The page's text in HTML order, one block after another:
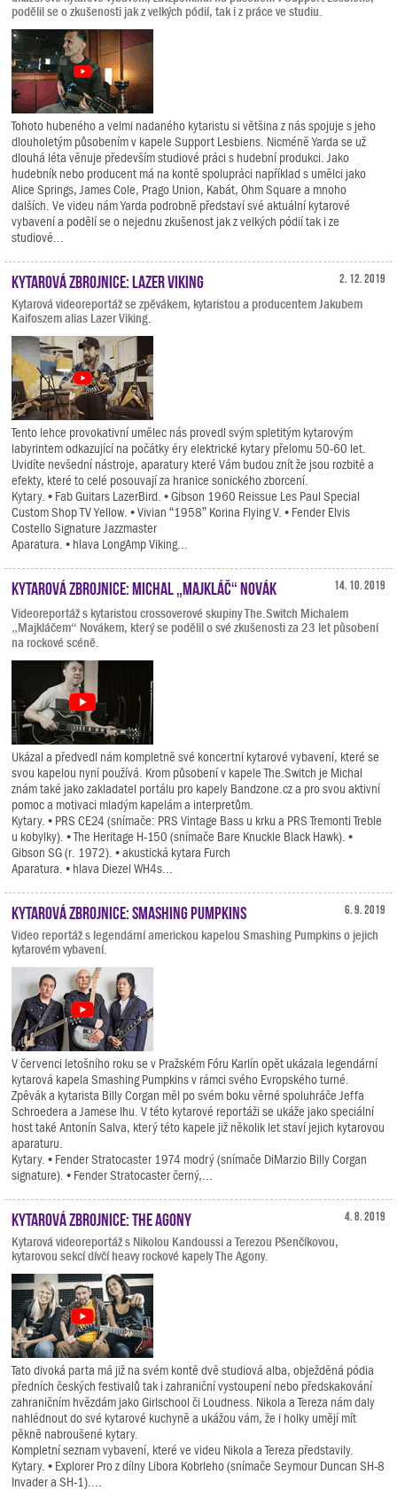
podělil se o zkušenosti jak z velkých pódií, tak i z práce ve studiu.
Tohoto hubeného a velmi nadaného kytaristu si většina z nás spojuje s jeho
dlouholetým působením v kapele Support Lesbiens. Nicméně Yarda se už
dlouhá léta věnuje především studiové práci s hudební produkci. Jako
hudebník nebo producent má na kontě spolupráci například s umělci jako
Alice Springs, James Cole, Prago Union, Kabát, Ohm Square a mnoho
dalších. Ve videu nám Yarda podrobně představí své aktuální kytarové
vybavení a podělí se o nejednu zkušenost jak z velkých pódií tak i ze
studiové...
2. 12. 2019
Kytarová zbrojnice: Lazer Viking
Kytarová videoreportáž se zpěvákem, kytaristou a producentem Jakubem
Kaifoszem alias Lazer Viking.
Tento lehce provokativní umělec nás provedl svým spletitým kytarovým
labyrintem odkazující na počátky éry elektrické kytary přelomu 50-60 let.
Uvidíte nevšední nástroje, aparatury které Vám budou znít že jsou rozbité a
efekty, které to celé posouvají za hranice sonického zborcení.
Kytary. • Fab Guitars LazerBird. • Gibson 1960 Reissue Les Paul Special
Custom Shop TV Yellow. • Vivian “1958” Korina Flying V. • Fender Elvis
Costello Signature Jazzmaster
Aparatura. • hlava LongAmp Viking...
14. 10. 2019
Kytarová zbrojnice: Michal „Majkláč“ Novák
Videoreportáž s kytaristou crossoverové skupiny The.Switch Michalem
„Majkláčem“ Novákem, který se podělil o své zkušenosti za 23 let působení
na rockové scéně.
Ukázal a předvedl nám kompletně své koncertní kytarové vybavení, které se
svou kapelou nyní používá. Krom působení v kapele The.Switch je Michal
znám také jako zakladatel portálu pro kapely Bandzone.cz a pro svou aktivní
pomoc a motivaci mladým kapelám a interpretům.
Kytary. • PRS CE24 (snímače: PRS Vintage Bass u krku a PRS Tremonti Treble
u kobylky). • The Heritage H-150 (snímače Bare Knuckle Black Hawk). •
Gibson SG (r. 1972). • akustická kytara Furch
Aparatura. • hlava Diezel WH4s...
6. 9. 2019
Kytarová zbrojnice: Smashing Pumpkins
Video reportáž s legendární americkou kapelou Smashing Pumpkins o jejich
kytarovém vybavení.
V červenci letošního roku se v Pražském Fóru Karlín opět ukázala legendární
kytarová kapela Smashing Pumpkins v rámci svého Evropského turné.
Zpěvák a kytarista Billy Corgan měl po svém boku věrné spoluhráče Jeffa
Schroedera a Jamese Ihu. V této kytarové reportáži se ukáže jako speciální
host také Antonín Salva, který této kapele již několik let staví jejich kytarovou
aparaturu.
Kytary. • Fender Stratocaster 1974 modrý (snímače DiMarzio Billy Corgan
signature). • Fender Stratocaster černý,...
4. 8. 2019
Kytarová zbrojnice: The Agony
Kytarová videoreportáž s Nikolou Kandoussi a Terezou Pšenčíkovou,
kytarovou sekcí dívčí heavy rockové kapely The Agony.
Tato divoká parta má již na svém kontě dvě studiová alba, obježděná pódia
předních českých festivalů tak i zahraniční vystoupení nebo předskakování
zahraničním hvězdám jako Girlschool či Loudness. Nikola a Tereza nám daly
nahlédnout do své kytarové kuchyně a ukážou vám, že i holky umějí mít
pěkně nabroušené kytary.
Kompletní seznam vybavení, které ve videu Nikola a Tereza představily.
Kytary. • Explorer Pro z dílny Libora Kobrleho (snímače Seymour Duncan SH-8
Invader a SH-1)....